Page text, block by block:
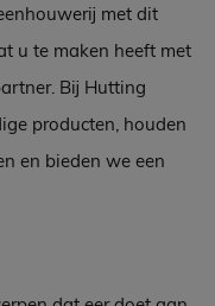
met dit
u te maken heeft met
Bij Hutting
producten, houden
en bieden we een